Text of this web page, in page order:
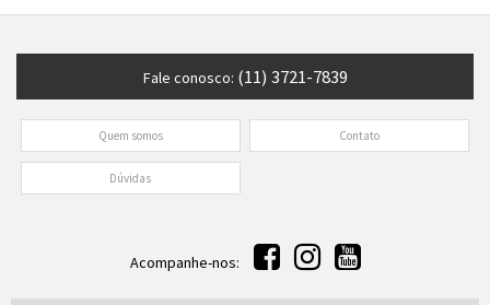
Fale conosco: (11) 3721-7839
Quem somos Contato
Dúvidas
Acompanhe-nos: